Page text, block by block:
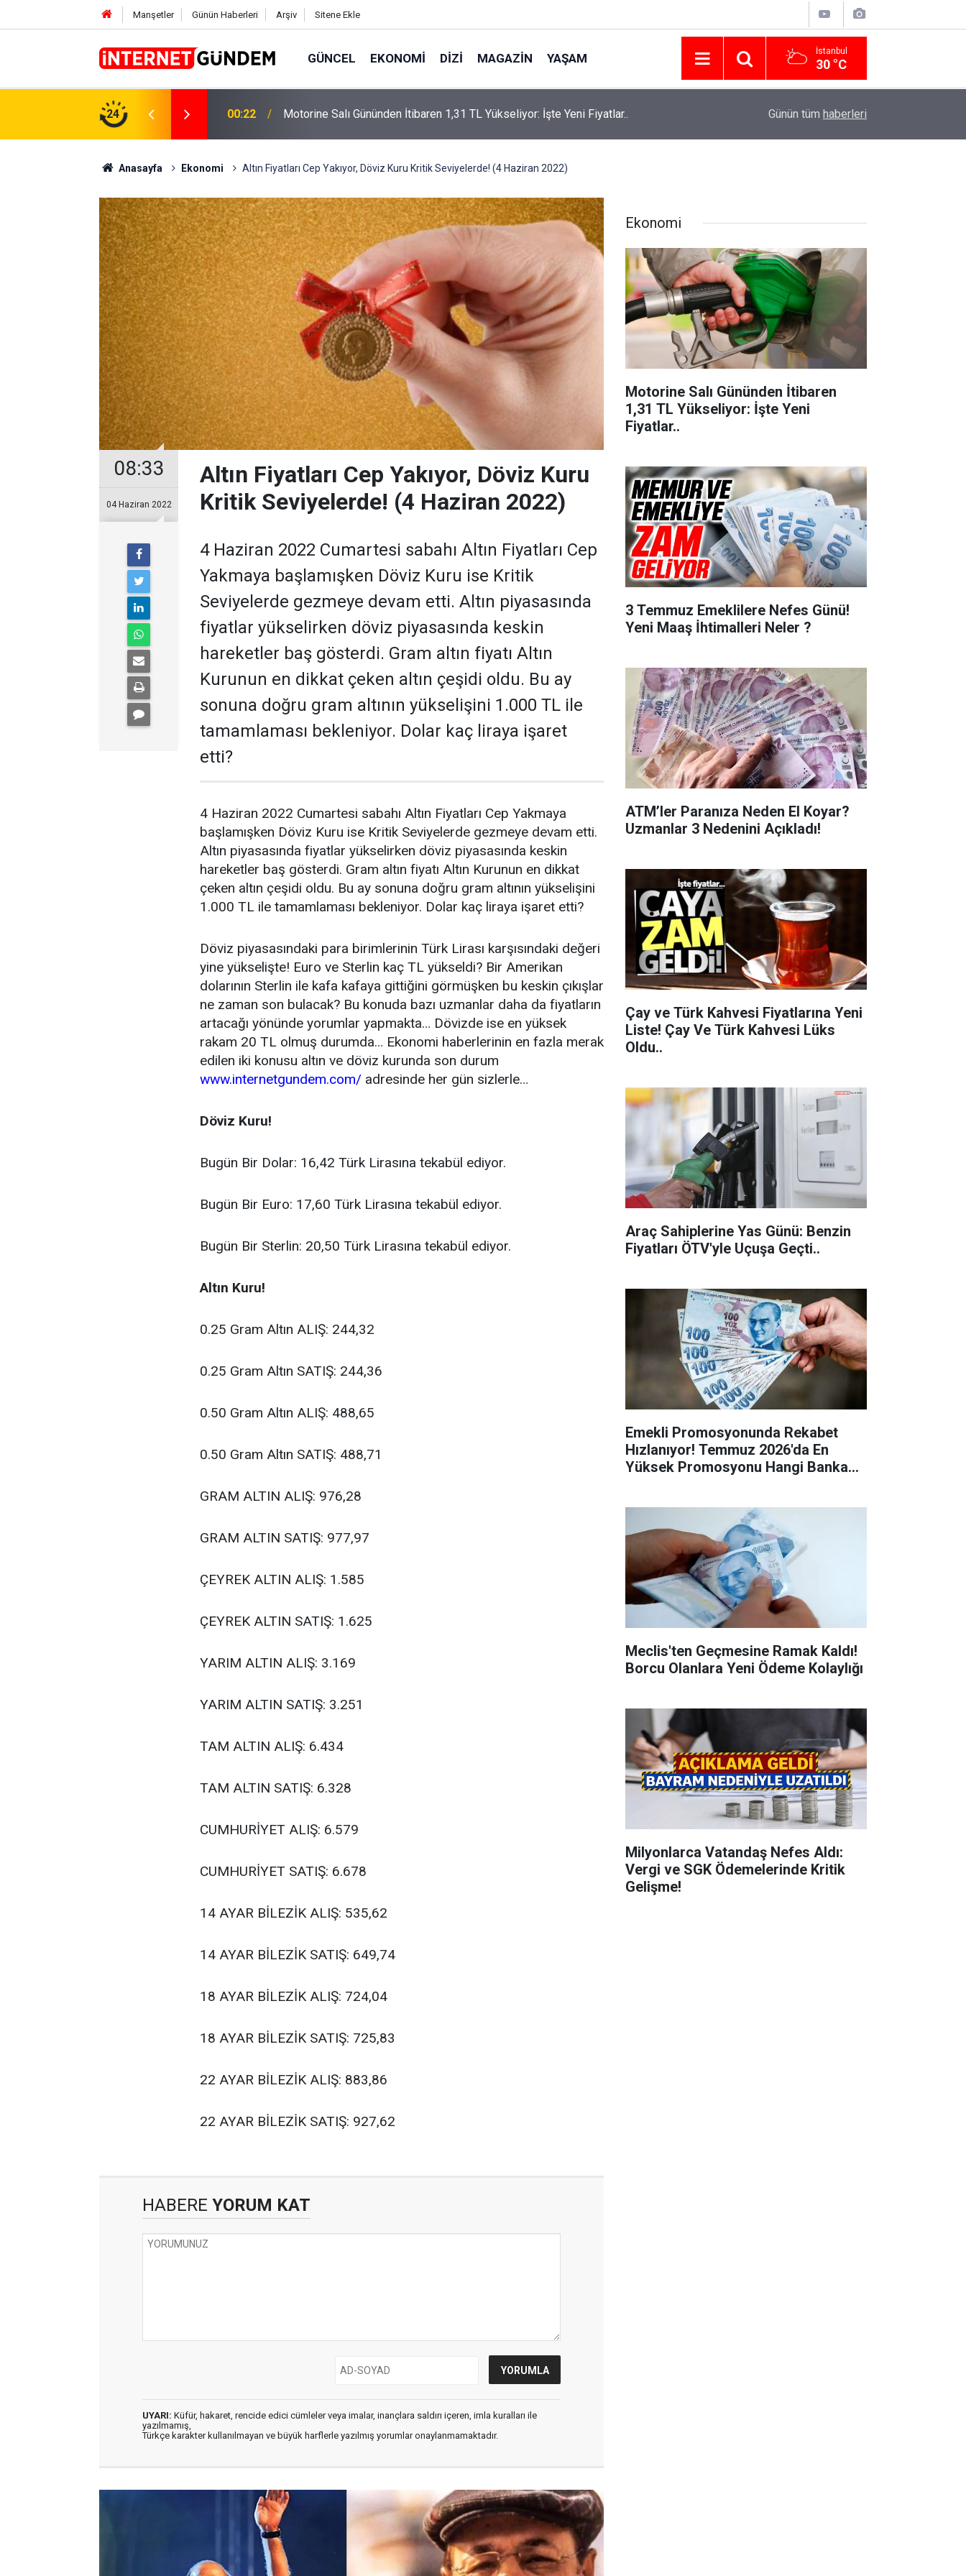
Manşetler Günün Haberleri Arşiv Sitene Ekle
GÜNCEL EKONOMI DIZI MAGAZIN YAŞAM İstanbul
30 °C
24
TL Yükseliyor: İşte Yeni Fiyatlar.. 15:58
Neşet Ertaş’a “Bozkırın Tezenesi” Lakabını Kim Verdi? Beyaz’la Joker
Sorusunun Cevabı Merak Edildi
Günün tüm haberleri
Anasayfa Ekonomi Altın Fiyatları Cep Yakıyor, Döviz Kuru Kritik Seviyelerde! (4 Haziran 2022)
08:33
04 Haziran 2022
Altın Fiyatları Cep Yakıyor, Döviz Kuru
Kritik Seviyelerde! (4 Haziran 2022)
4 Haziran 2022 Cumartesi sabahı Altın Fiyatları Cep
Yakmaya başlamışken Döviz Kuru ise Kritik
Seviyelerde gezmeye devam etti. Altın piyasasında
fiyatlar yükselirken döviz piyasasında keskin
hareketler baş gösterdi. Gram altın fiyatı Altın
Kurunun en dikkat çeken altın çeşidi oldu. Bu ay
sonuna doğru gram altının yükselişini 1.000 TL ile
tamamlaması bekleniyor. Dolar kaç liraya işaret
etti?
4 Haziran 2022 Cumartesi sabahı Altın Fiyatları Cep Yakmaya
başlamışken Döviz Kuru ise Kritik Seviyelerde gezmeye devam etti.
Altın piyasasında fiyatlar yükselirken döviz piyasasında keskin
hareketler baş gösterdi. Gram altın fiyatı Altın Kurunun en dikkat
çeken altın çeşidi oldu. Bu ay sonuna doğru gram altının yükselişini
1.000 TL ile tamamlaması bekleniyor. Dolar kaç liraya işaret etti?
Döviz piyasasındaki para birimlerinin Türk Lirası karşısındaki değeri
yine yükselişte! Euro ve Sterlin kaç TL yükseldi? Bir Amerikan
dolarının Sterlin ile kafa kafaya gittiğini görmüşken bu keskin çıkışlar
ne zaman son bulacak? Bu konuda bazı uzmanlar daha da fiyatların
artacağı yönünde yorumlar yapmakta… Dövizde ise en yüksek
rakam 20 TL olmuş durumda… Ekonomi haberlerinin en fazla merak
edilen iki konusu altın ve döviz kurunda son durum
www.internetgundem.com/ adresinde her gün sizlerle…
Döviz Kuru!
Bugün Bir Dolar: 16,42 Türk Lirasına tekabül ediyor.
Bugün Bir Euro: 17,60 Türk Lirasına tekabül ediyor.
Bugün Bir Sterlin: 20,50 Türk Lirasına tekabül ediyor.
Altın Kuru!
0.25 Gram Altın ALIŞ: 244,32
0.25 Gram Altın SATIŞ: 244,36
0.50 Gram Altın ALIŞ: 488,65
0.50 Gram Altın SATIŞ: 488,71
GRAM ALTIN ALIŞ: 976,28
GRAM ALTIN SATIŞ: 977,97
ÇEYREK ALTIN ALIŞ: 1.585
ÇEYREK ALTIN SATIŞ: 1.625
YARIM ALTIN ALIŞ: 3.169
YARIM ALTIN SATIŞ: 3.251
TAM ALTIN ALIŞ: 6.434
TAM ALTIN SATIŞ: 6.328
CUMHURİYET ALIŞ: 6.579
CUMHURİYET SATIŞ: 6.678
14 AYAR BİLEZİK ALIŞ: 535,62
14 AYAR BİLEZİK SATIŞ: 649,74
18 AYAR BİLEZİK ALIŞ: 724,04
18 AYAR BİLEZİK SATIŞ: 725,83
22 AYAR BİLEZİK ALIŞ: 883,86
22 AYAR BİLEZİK SATIŞ: 927,62
HABERE YORUM KAT
UYARI: Küfür, hakaret, rencide edici cümleler veya imalar, inançlara saldırı içeren, imla kuralları ile
yazılmamış,
Türkçe karakter kullanılmayan ve büyük harflerle yazılmış yorumlar onaylanmamaktadır.
Ekonomi
Motorine Salı Gününden İtibaren
1,31 TL Yükseliyor: İşte Yeni
Fiyatlar..
3 Temmuz Emeklilere Nefes Günü!
Yeni Maaş İhtimalleri Neler ?
ATM’ler Paranıza Neden El Koyar?
Uzmanlar 3 Nedenini Açıkladı!
Çay ve Türk Kahvesi Fiyatlarına Yeni
Liste! Çay Ve Türk Kahvesi Lüks
Oldu..
Araç Sahiplerine Yas Günü: Benzin
Fiyatları ÖTV'yle Uçuşa Geçti..
Emekli Promosyonunda Rekabet
Hızlanıyor! Temmuz 2026'da En
Yüksek Promosyonu Hangi Banka
Meclis'ten Geçmesine Ramak Kaldı!
Borcu Olanlara Yeni Ödeme Kolaylığı
Milyonlarca Vatandaş Nefes Aldı:
Vergi ve SGK Ödemelerinde Kritik
Gelişme!